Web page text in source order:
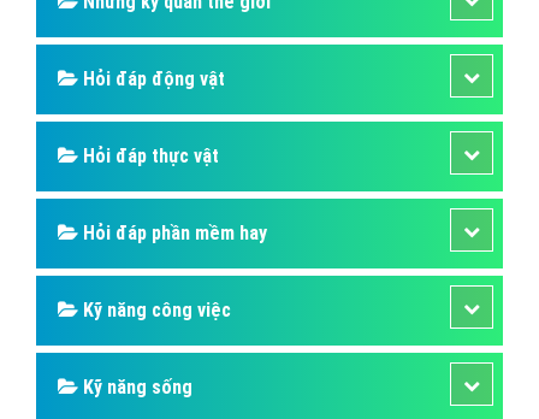
Hỏi đáp động vật
Hỏi đáp thực vật
Hỏi đáp phần mềm hay
Kỹ năng công việc
Kỹ năng sống